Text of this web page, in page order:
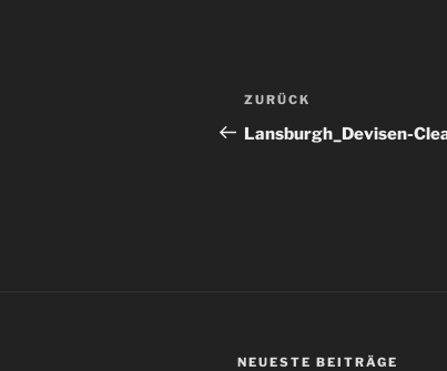
Vorheriger
Beitrag
ZURÜCK
Lansburgh_Devisen-
NEUESTE BEITRÄGE